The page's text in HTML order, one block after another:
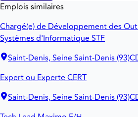
Emplois similaires
Chargé(e) de Développement des
Systèmes d'Informatique STF
Saint-Denis, Seine Saint-Denis (93)
Expert ou Experte CERT
Saint-Denis, Seine Saint-Denis (93)